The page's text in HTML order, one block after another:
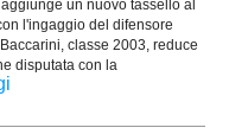
un nuovo tassello al
l'ingaggio del difensore
classe 2003, reduce
disputata con la